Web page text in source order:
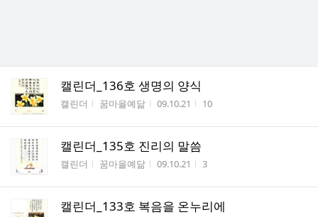
캘린더_136호 생명의 양식
게시판명
캘린더 작성자
꿈마을예닮 작성시간
09.10.21 조회수
10
캘린더_135호 진리의 말씀
게시판명
캘린더 작성자
꿈마을예닮 작성시간
09.10.21 조회수
3
캘린더_133호 복음을 온누리에